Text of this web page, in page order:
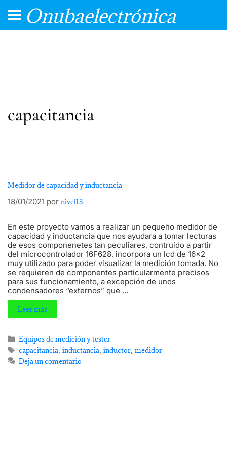
Onubaelectrónica
capacitancia
Medidor de capacidad y inductancia
18/01/2021 por nivel13
En este proyecto vamos a realizar un pequeño medidor de
capacidad y inductancia que nos ayudara a tomar lecturas
de esos componenetes tan peculiares, contruido a partir
del microcontrolador 16F628, incorpora un lcd de 16×2
muy utilizado para poder visualizar la medición tomada. No
se requieren de componentes particularmente precisos
para sus funcionamiento, a excepción de unos
condensadores “externos” que …
Leer más
Equipos de medición y tester
capacitancia, inductancia, inductor, medidor
Deja un comentario